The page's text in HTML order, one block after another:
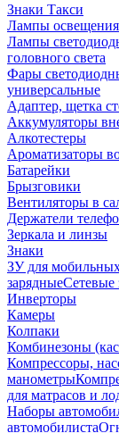
Знаки Такси
Лампы освещения
Лампы
головного света
Фары
универсальные
Адаптер, щетка
Аккумуляторы
Алкотестеры
Ароматизаторы
Батарейки
Брызговики
Вентиляторы в
Держатели
Зеркала и линзы
Знаки
ЗУ для
зарядныеСетевые
Инверторы
Камеры
Колпаки
Комбинезоны
Компрессоры,
манометры
для матрасов и
Наборы
автомобилиста